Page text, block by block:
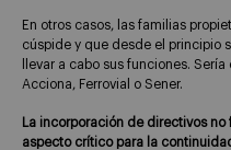
En otros casos, las familias
cúspide y que desde el principio
llevar a cabo sus funciones.
Acciona, Ferrovial o Sener.
La incorporación de directivos
aspecto crítico para la